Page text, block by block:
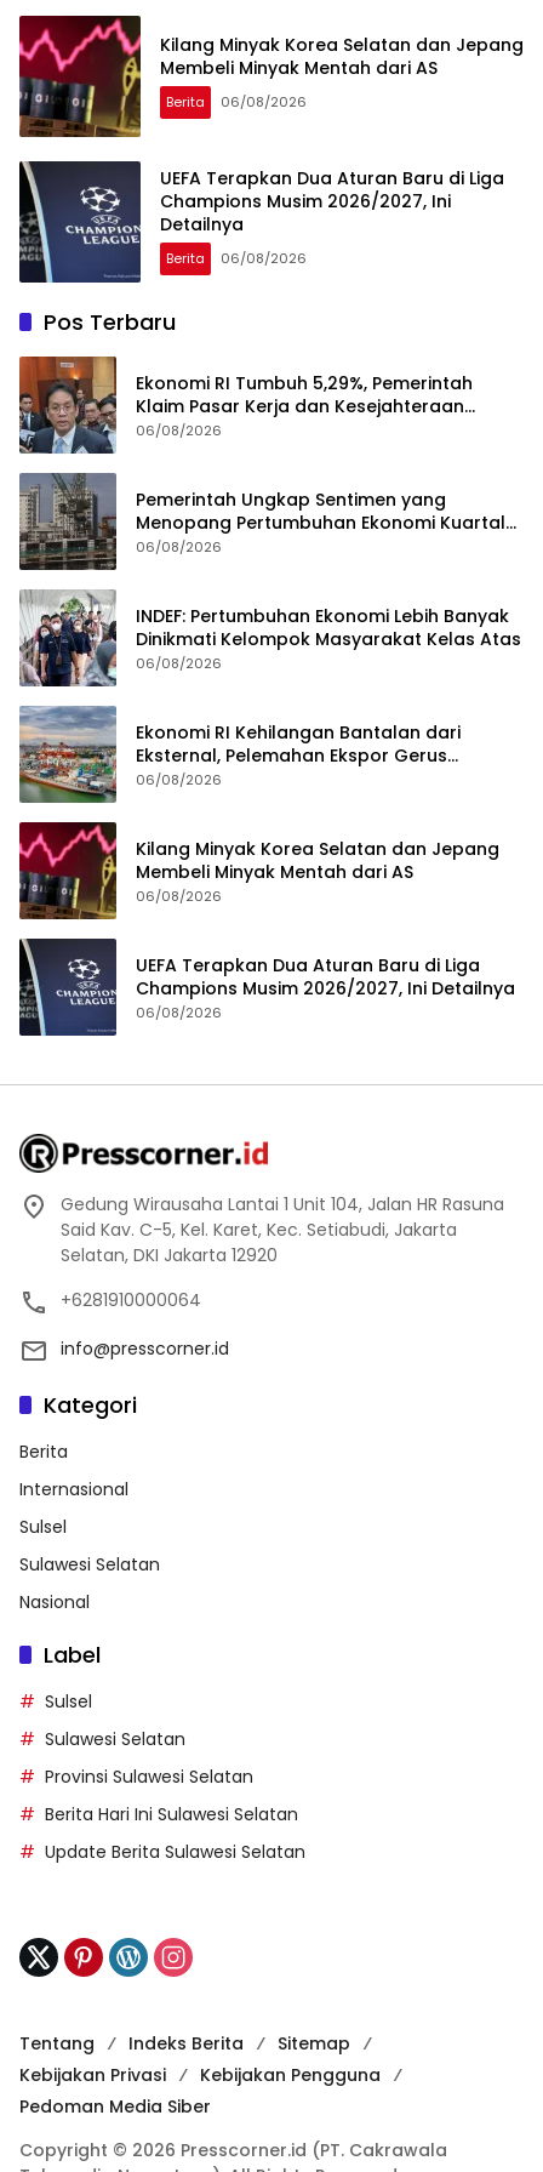
Kilang Minyak Korea Selatan dan Jepang
Membeli Minyak Mentah dari AS
Berita 06/08/2026
UEFA Terapkan Dua Aturan Baru di Liga
Champions Musim 2026/2027, Ini
Detailnya
Berita 06/08/2026
Pos Terbaru
Ekonomi RI Tumbuh 5,29%, Pemerintah
Klaim Pasar Kerja dan Kesejahteraan
Membaik
06/08/2026
Pemerintah Ungkap Sentimen yang
Menopang Pertumbuhan Ekonomi Kuartal
II-2026
06/08/2026
INDEF: Pertumbuhan Ekonomi Lebih Banyak
Dinikmati Kelompok Masyarakat Kelas Atas
06/08/2026
Ekonomi RI Kehilangan Bantalan dari
Eksternal, Pelemahan Ekspor Gerus
Pertumbuhan
06/08/2026
Kilang Minyak Korea Selatan dan Jepang
Membeli Minyak Mentah dari AS
06/08/2026
UEFA Terapkan Dua Aturan Baru di Liga
Champions Musim 2026/2027, Ini Detailnya
06/08/2026
Gedung Wirausaha Lantai 1 Unit 104, Jalan HR Rasuna
Said Kav. C-5, Kel. Karet, Kec. Setiabudi, Jakarta
Selatan, DKI Jakarta 12920
+6281910000064
info@presscorner.id
Kategori
Berita
Internasional
Sulsel
Sulawesi Selatan
Nasional
Label
Sulsel
Sulawesi Selatan
Provinsi Sulawesi Selatan
Berita Hari Ini Sulawesi Selatan
Update Berita Sulawesi Selatan
Tentang Indeks Berita
Sitemap
Kebijakan Privasi
Kebijakan Pengguna
Pedoman Media Siber
Copyright © 2026 Presscorner.id (PT. Cakrawala